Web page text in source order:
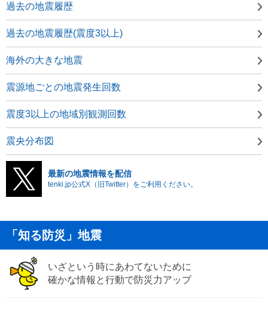
過去の地震履歴
過去の地震履歴(震度3以上)
海外の大きな地震
震源地ごとの地震発生回数
震度3以上の地域別観測回数
震央分布図
最新の地震情報を配信
tenki.jp公式X（旧Twitter）をご利用ください。
「知る防災」地震
いざという時にあわてないために
確かな情報と行動で防災力アップ